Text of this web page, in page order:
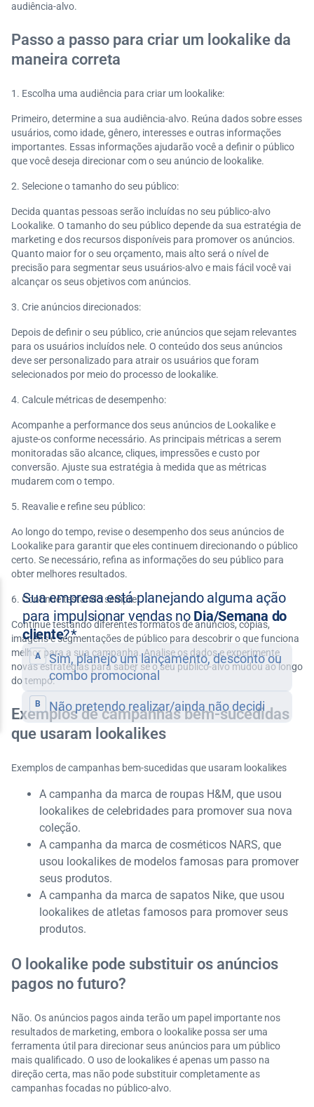
audiência-alvo.
Passo a passo para criar um lookalike da
maneira correta
Escolha uma audiência para criar um lookalike:
Primeiro, determine a sua audiência-alvo. Reúna dados sobre esses
usuários, como idade, gênero, interesses e outras informações
importantes. Essas informações ajudarão você a definir o público
que você deseja direcionar com o seu anúncio de lookalike.
Selecione o tamanho do seu público:
Decida quantas pessoas serão incluídas no seu público-alvo
Lookalike. O tamanho do seu público depende da sua estratégia de
marketing e dos recursos disponíveis para promover os anúncios.
Quanto maior for o seu orçamento, mais alto será o nível de
precisão para segmentar seus usuários-alvo e mais fácil você vai
alcançar os seus objetivos com anúncios.
Crie anúncios direcionados:
Depois de definir o seu público, crie anúncios que sejam relevantes
para os usuários incluídos nele. O conteúdo dos seus anúncios
deve ser personalizado para atrair os usuários que foram
selecionados por meio do processo de lookalike.
Calcule métricas de desempenho:
Acompanhe a performance dos seus anúncios de Lookalike e
ajuste-os conforme necessário. As principais métricas a serem
monitoradas são alcance, cliques, impressões e custo por
conversão. Ajuste sua estratégia à medida que as métricas
mudarem com o tempo.
Reavalie e refine seu público:
Ao longo do tempo, revise o desempenho dos seus anúncios de
Lookalike para garantir que eles continuem direcionando o público
certo. Se necessário, refina as informações do seu público para
obter melhores resultados.
Continue testando sempre:
Continue testando diferentes formatos de anúncios, cópias,
imagens e segmentações de público para descobrir o que funciona
melhor para a sua campanha. Analise os dados e experimente
novas estratégias para saber se o seu público-alvo mudou ao longo
do tempo.
Exemplos de campanhas bem-sucedidas
que usaram lookalikes
Exemplos de campanhas bem-sucedidas que usaram lookalikes
A campanha da marca de roupas H&M, que usou
lookalikes de celebridades para promover sua nova
coleção.
A campanha da marca de cosméticos NARS, que
usou lookalikes de modelos famosas para promover
seus produtos.
A campanha da marca de sapatos Nike, que usou
lookalikes de atletas famosos para promover seus
produtos.
O lookalike pode substituir os anúncios
pagos no futuro?
Não. Os anúncios pagos ainda terão um papel importante nos
resultados de marketing, embora o lookalike possa ser uma
ferramenta útil para direcionar seus anúncios para um público
mais qualificado. O uso de lookalikes é apenas um passo na
direção certa, mas não pode substituir completamente as
campanhas focadas no público-alvo.